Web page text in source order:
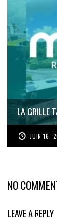
LA GRILLE
JUIN 16,
NO
LEAVE A REPLY